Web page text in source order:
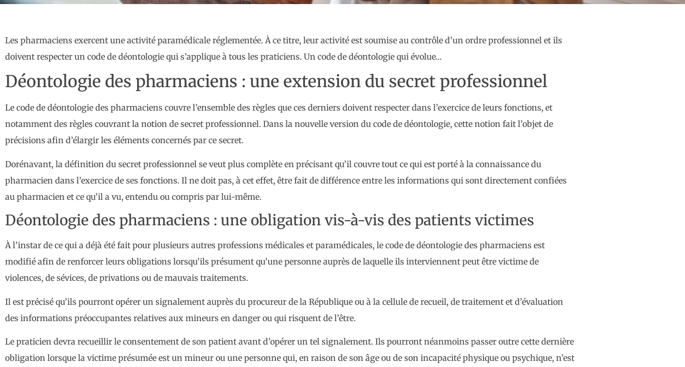
Les pharmaciens exercent une activité paramédicale réglementée. À ce titre, leur activité est soumise au contrôle d’un ordre professionnel et ils
doivent respecter un code de déontologie qui s’applique à tous les praticiens. Un code de déontologie qui évolue…
Déontologie des pharmaciens : une extension du secret professionnel
Le code de déontologie des pharmaciens couvre l’ensemble des règles que ces derniers doivent respecter dans l’exercice de leurs fonctions, et
notamment des règles couvrant la notion de secret professionnel. Dans la nouvelle version du code de déontologie, cette notion fait l’objet de
précisions afin d’élargir les éléments concernés par ce secret.
Dorénavant, la définition du secret professionnel se veut plus complète en précisant qu’il couvre tout ce qui est porté à la connaissance du
pharmacien dans l’exercice de ses fonctions. Il ne doit pas, à cet effet, être fait de différence entre les informations qui sont directement confiées
au pharmacien et ce qu’il a vu, entendu ou compris par lui-même.
Déontologie des pharmaciens : une obligation vis-à-vis des patients victimes
À l’instar de ce qui a déjà été fait pour plusieurs autres professions médicales et paramédicales, le code de déontologie des pharmaciens est
modifié afin de renforcer leurs obligations lorsqu’ils présument qu’une personne auprès de laquelle ils interviennent peut être victime de
violences, de sévices, de privations ou de mauvais traitements.
Il est précisé qu’ils pourront opérer un signalement auprès du procureur de la République ou à la cellule de recueil, de traitement et d’évaluation
des informations préoccupantes relatives aux mineurs en danger ou qui risquent de l’être.
Le praticien devra recueillir le consentement de son patient avant d’opérer un tel signalement. Ils pourront néanmoins passer outre cette dernière
obligation lorsque la victime présumée est un mineur ou une personne qui, en raison de son âge ou de son incapacité physique ou psychique, n’est